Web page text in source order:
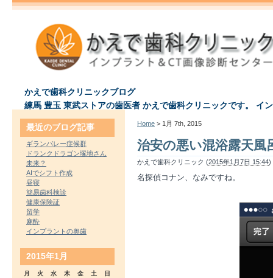
かえで歯科クリニックブログ
練馬 豊玉 東武ストアの歯医者 かえで歯科クリニックです。 イ
Home > 1月 7th, 2015
治安の悪い混浴露天風
かえで歯科クリニック (2015年1月7日 15:44)
名探偵コナン、なみですね。
最近のブログ記事
ギランバレー症候群
ドランクドラゴン塚地さん
未来？
AIでシフト作成
昼寝
簡易歯科検診
健康保険証
留学
麻酔
インプラントの奥歯
2015年1月
月 火 水 木 金 土
日